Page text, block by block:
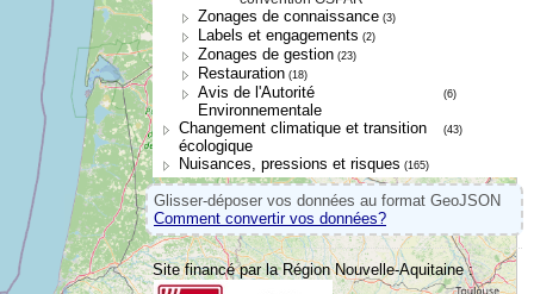
Zonages de connaissance (3)
Labels et engagements (2)
Zonages de gestion (23)
Restauration (18)
Avis de l'Autorité
Environnementale
(6)
Changement climatique et transition
écologique
(43)
Nuisances, pressions et risques (165)
Glisser-déposer vos données au format GeoJSON
Comment convertir vos données?
Site financé par la Région Nouvelle-Aquitaine :